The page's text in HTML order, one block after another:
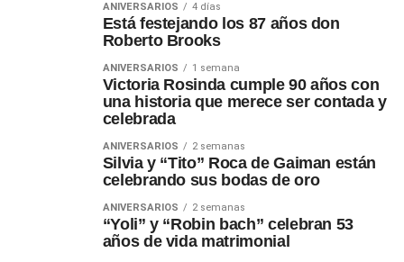
ANIVERSARIOS 4 días
Está festejando los 87 años don
Roberto Brooks
ANIVERSARIOS 1 semana
Victoria Rosinda cumple 90 años con
una historia que merece ser contada y
celebrada
ANIVERSARIOS 2 semanas
Silvia y “Tito” Roca de Gaiman están
celebrando sus bodas de oro
ANIVERSARIOS 2 semanas
“Yoli” y “Robin bach” celebran 53
años de vida matrimonial